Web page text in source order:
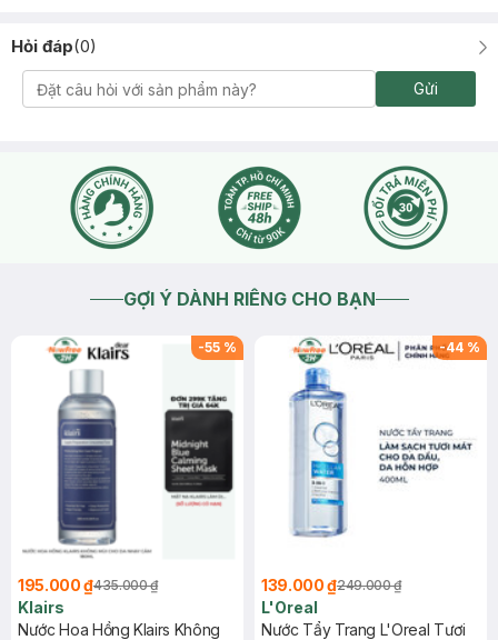
Hỏi đáp(0)
Gửi
GỢI Ý DÀNH RIÊNG CHO BẠN
-55 %
195.000 ₫435.000 ₫
Klairs
Nước Hoa Hồng Klairs Không
-44 %
139.000 ₫249.000 ₫
L'Oreal
Nước Tẩy Trang L'Oreal Tươi